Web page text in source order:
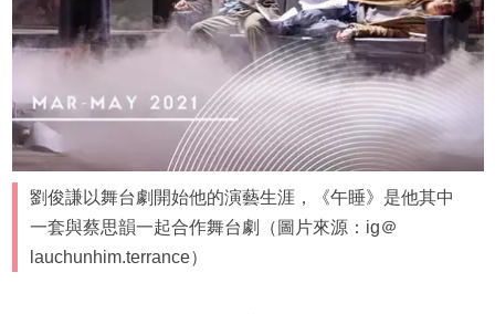
劉俊謙以舞台劇開始他的演藝生涯，《午睡》是他其中
一套與蔡思韻一起合作舞台劇（圖片來源：ig＠
lauchunhim.terrance）